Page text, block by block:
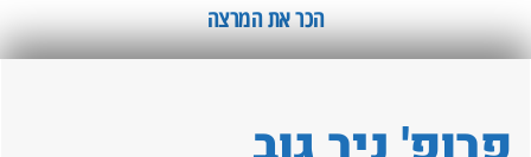
הכר את המרצה​